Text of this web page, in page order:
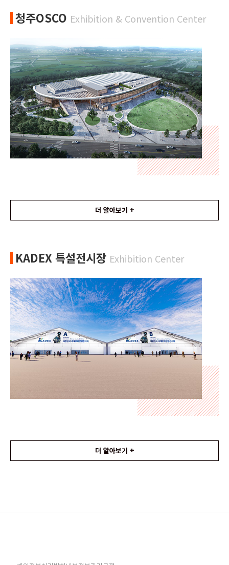
청주OSCO Exhibition & Convention Center
더 알아보기 +
KADEX 특설전시장 Exhibition Center
더 알아보기 +